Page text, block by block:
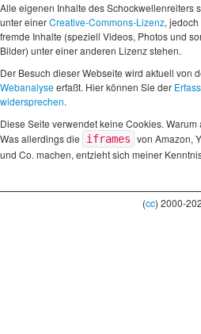
Alle eigenen Inhalte des Schockwellenreiters
unter einerCreative-Commons-Lizenz,
fremde Inhalte (speziell Videos, Photos und
Bilder) unter einer anderen Lizenz stehen.
Der Besuch dieser Webseite wird aktuell von
Webanalyseerfaßt. Hier können Sie der
widersprechen.
Diese Seite verwendet keine Cookies. Warum
Was allerdings die
iframes von Amazon,
und Co. machen, entzieht sich meiner
(cc) 2000-